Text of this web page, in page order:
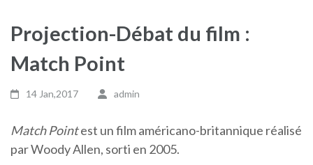
Projection-Débat du film :
Match Point
14 Jan,2017 admin
Match Pointest un film américano-britannique réalisé
par Woody Allen, sorti en 2005.